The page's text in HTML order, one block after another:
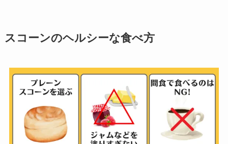
スコーンのヘルシーな食べ方